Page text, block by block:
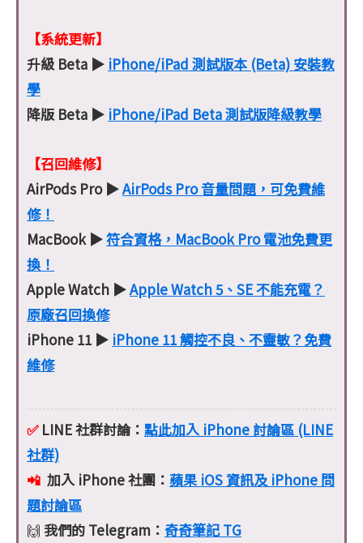
【系統更新】
升級 Beta ▶ iPhone/iPad 測試版本 (Beta) 安裝教
學
降版 Beta ▶ iPhone/iPad Beta 測試版降級教學
【召回維修】
AirPods Pro ▶AirPods Pro 音量問題，可免費維
修！
MacBook ▶符合資格，MacBook Pro 電池免費更
換！
Apple Watch ▶Apple Watch 5、SE 不能充電？
原廠召回換修
iPhone 11 ▶ iPhone 11 觸控不良、不靈敏？免費
維修
✅ LINE 社群討論： 點此加入 iPhone 討論區 (LINE
社群)
📲 加入 iPhone 社團： 蘋果 iOS 資訊及 iPhone 問
題討論區
🙌 我們的 Telegram： 奇奇筆記 TG